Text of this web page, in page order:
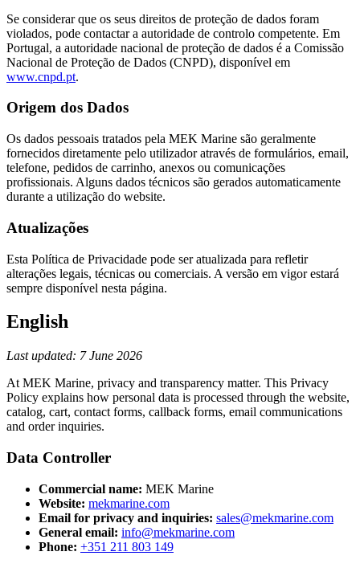
Se considerar que os seus direitos de proteção de dados foram
violados, pode contactar a autoridade de controlo competente. Em
Portugal, a autoridade nacional de proteção de dados é a Comissão
Nacional de Proteção de Dados (CNPD), disponível em
www.cnpd.pt.
Origem dos Dados
Os dados pessoais tratados pela MEK Marine são geralmente
fornecidos diretamente pelo utilizador através de formulários, email,
telefone, pedidos de carrinho, anexos ou comunicações
profissionais. Alguns dados técnicos são gerados automaticamente
durante a utilização do website.
Atualizações
Esta Política de Privacidade pode ser atualizada para refletir
alterações legais, técnicas ou comerciais. A versão em vigor estará
sempre disponível nesta página.
English
Last updated: 7 June 2026
At MEK Marine, privacy and transparency matter. This Privacy
Policy explains how personal data is processed through the website,
catalog, cart, contact forms, callback forms, email communications
and order inquiries.
Data Controller
Commercial name: MEK Marine
Website: mekmarine.com
Email for privacy and inquiries: sales@mekmarine.com
General email: info@mekmarine.com
Phone: +351 211 803 149